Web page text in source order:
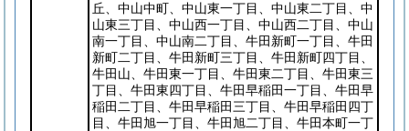
丘、中山中町、中山東一丁目、中山東二丁目、中
山東三丁目、中山西一丁目、中山西二丁目、中山
南一丁目、中山南二丁目、牛田新町一丁目、牛田
新町二丁目、牛田新町三丁目、牛田新町四丁目、
牛田山、牛田東一丁目、牛田東二丁目、牛田東三
丁目、牛田東四丁目、牛田早稲田一丁目、牛田早
稲田二丁目、牛田早稲田三丁目、牛田早稲田四丁
目、牛田旭一丁目、牛田旭二丁目、牛田本町一丁